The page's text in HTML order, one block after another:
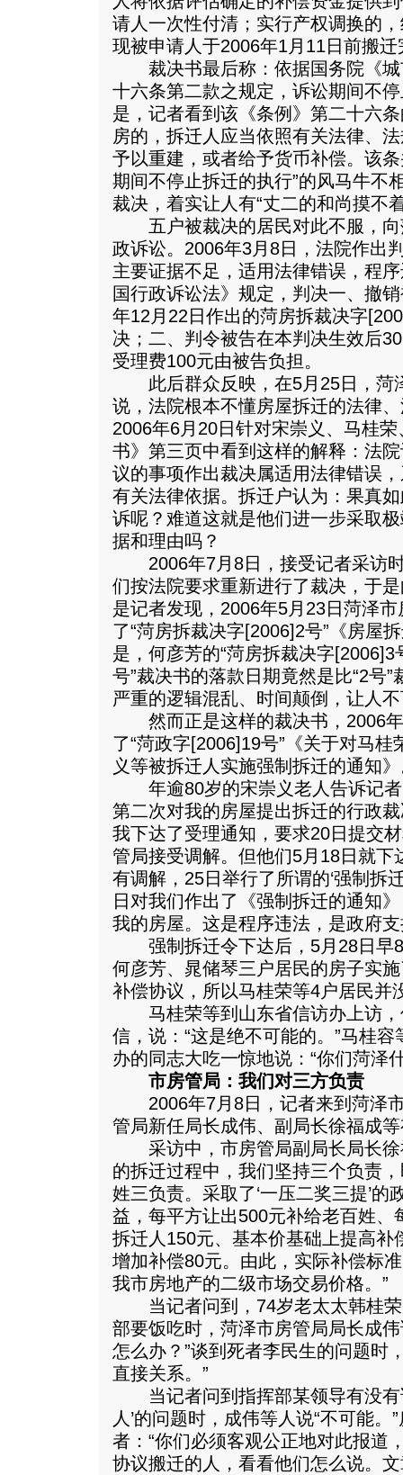
请人一次性付清；实行产权调换的
现被申请人于2006年1月11日前搬迁
裁决书最后称：依据国务院《城
十六条第二款之规定，诉讼期间不
是，记者看到该《条例》第二十六
房的，拆迁人应当依照有关法律、
予以重建，或者给予货币补偿。该
期间不停止拆迁的执行”的风马牛不
裁决，着实让人有“丈二的和尚摸不
五户被裁决的居民对此不服，向
政诉讼。2006年3月8日，法院作出
主要证据不足，适用法律错误，程
国行政诉讼法》规定，判决一、撤
年12月22日作出的菏房拆裁决字
决；二、判令被告在本判决生效后
受理费100元由被告负担。
此后群众反映，在5月25日，菏
说，法院根本不懂房屋拆迁的法律
2006年6月20日针对宋崇义、马桂
书》第三页中看到这样的解释：法
议的事项作出裁决属适用法律错误
有关法律依据。拆迁户认为：果真
诉呢？难道这就是他们进一步采取
据和理由吗？
2006年7月8日，接受记者采访时
们按法院要求重新进行了裁决，于
是记者发现，2006年5月23日菏泽
了“菏房拆裁决字[2006]2号”《房屋
是，何彦芳的“菏房拆裁决字[2006]3
号”裁决书的落款日期竟然是比“2号
严重的逻辑混乱、时间颠倒，让人
然而正是这样的裁决书，2006年
了“菏政字[2006]19号”《关于对马
义等被拆迁人实施强制拆迁的通知
年逾80岁的宋崇义老人告诉记者
第二次对我的房屋提出拆迁的行政
我下达了受理通知，要求20日提交
管局接受调解。但他们5月18日就下
有调解，25日举行了所谓的‘强制拆
日对我们作出了《强制拆迁的通知
我的房屋。这是程序违法，是政府
强制拆迁令下达后，5月28日早8
何彦芳、晁储琴三户居民的房子实
补偿协议，所以马桂荣等4户居民并
马桂荣等到山东省信访办上访，
信，说：“这是绝不可能的。”马桂
办的同志大吃一惊地说：“你们菏泽
市房管局：我们对三方负责
2006年7月8日，记者来到菏泽市
管局新任局长成伟、副局长徐福成
采访中，市房管局副局长局长徐
的拆迁过程中，我们坚持三个负责
姓三负责。采取了‘一压二奖三提’
益，每平方让出500元补给老百姓、
拆迁人150元、基本价基础上提高补
增加补偿80元。由此，实际补偿标
我市房地产的二级市场交易价格。”
当记者问到，74岁老太太韩桂荣
部要饭吃时，菏泽市房管局局长成
怎么办？”谈到死者李民生的问题时
直接关系。”
当记者问到指挥部某领导有没有
人’的问题时，成伟等人说“不可能
者：“你们必须客观公正地对此报道
协议搬迁的人，看看他们怎么说。